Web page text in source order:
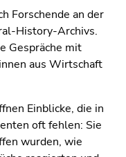
Forschende an der
History-Archivs.
Gespräche mit
aus Wirtschaft
Einblicke, die in
oft fehlen: Sie
wurden, wie